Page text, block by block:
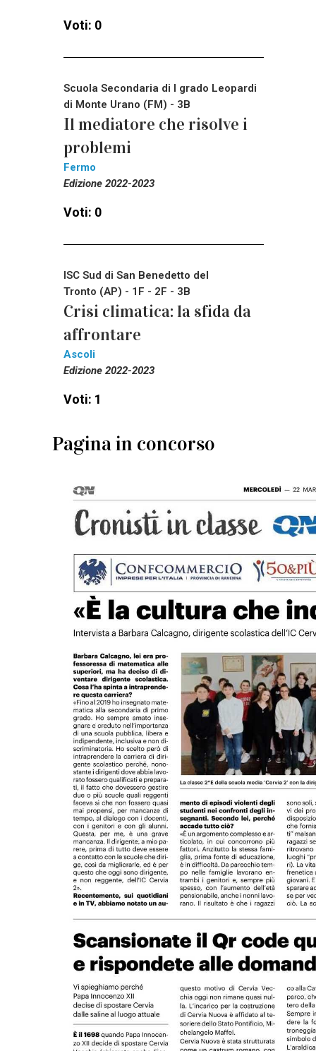
Voti: 0
Scuola Secondaria di I grado Leopardi
di Monte Urano (FM) - 3B
Il mediatore che risolve i
problemi
Fermo
Edizione 2022-2023
Voti: 0
ISC Sud di San Benedetto del
Tronto (AP) - 1F - 2F - 3B
Crisi climatica: la sfida da
affrontare
Ascoli
Edizione 2022-2023
Voti: 1
Pagina in concorso